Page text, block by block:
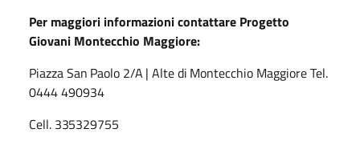
Per maggiori informazioni contattare Progetto
Giovani Montecchio Maggiore:
PiazzaSan Paolo 2/A | Altedi Montecchio Maggiore Tel.
0444 490934
Cell. 335329755